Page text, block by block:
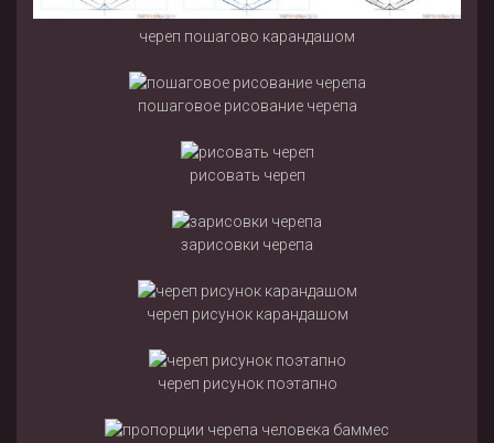
череп пошагово карандашом
пошаговое рисование черепа
рисовать череп
зарисовки черепа
череп рисунок карандашом
череп рисунок поэтапно